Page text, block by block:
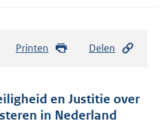
Printen Delen
en Justitie over
in Nederland